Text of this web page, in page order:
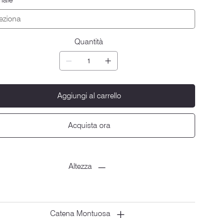
Quantità
Aggiungi al carrello
Acquista ora
Altezza
Catena Montuosa